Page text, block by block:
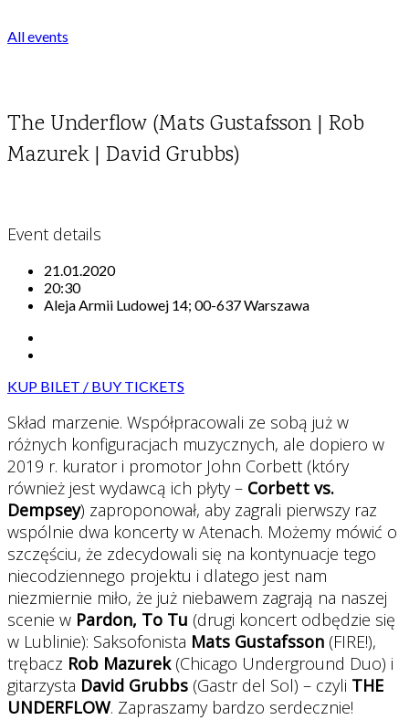
All events
The Underflow (Mats Gustafsson | Rob
Mazurek | David Grubbs)
Event details
21.01.2020
20:30
Aleja Armii Ludowej 14; 00-637 Warszawa
KUP BILET / BUY TICKETS
Skład marzenie. Współpracowali ze sobą już w
różnych konfiguracjach muzycznych, ale dopiero w
2019 r. kurator i promotor John Corbett (który
również jest wydawcą ich płyty – Corbett vs.
Dempsey) zaproponował, aby zagrali pierwszy raz
wspólnie dwa koncerty w Atenach. Możemy mówić o
szczęściu, że zdecydowali się na kontynuacje tego
niecodziennego projektu i dlatego jest nam
niezmiernie miło, że już niebawem zagrają na naszej
scenie w Pardon, To Tu (drugi koncert odbędzie się
w Lublinie): Saksofonista Mats Gustafsson (FIRE!),
trębacz Rob Mazurek(Chicago Underground Duo) i
gitarzysta David Grubbs (Gastr del Sol) – czyli THE
UNDERFLOW. Zapraszamy bardzo serdecznie!